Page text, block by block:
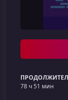
78 ч 51 мин